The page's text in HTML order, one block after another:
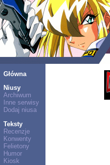
Główna
Niusy
Archiwum
Inne serwisy
Dodaj niusa
Teksty
Recenzje
Konwenty
Felietony
Humor
Kiosk